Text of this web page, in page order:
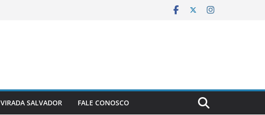
VIRADA SALVADOR FALE CONOSCO